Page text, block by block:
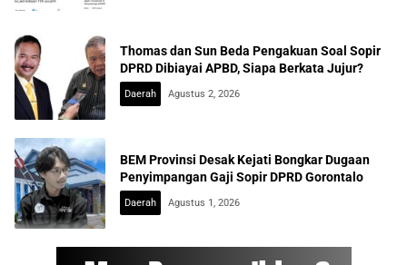
Thomas dan Sun Beda Pengakuan Soal Sopir
DPRD Dibiayai APBD, Siapa Berkata Jujur?
Daerah Agustus 2, 2026
BEM Provinsi Desak Kejati Bongkar Dugaan
Penyimpangan Gaji Sopir DPRD Gorontalo
Daerah Agustus 1, 2026